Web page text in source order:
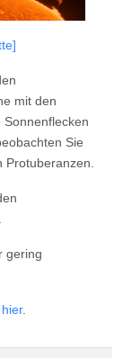
mit den
Sie
gering
hier.